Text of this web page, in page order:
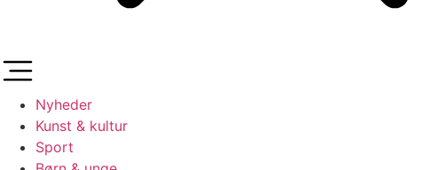
Nyheder
Kunst & kultur
Sport